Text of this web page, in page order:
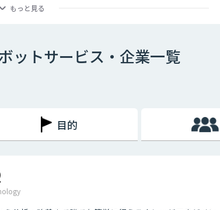
型」という2つの種類が存在します。
ットで、文章全体の意味を理解した上で回答を返すことができる
過去のデータを蓄積して学習していくため、その学習を重ねるご
め、「Aという単語が含まれていたらBを返答する」といったル
また、AI型のように学習を重ねていくわけでもないため、不適切
行う必要があります。
げられます。
トは、24時間365日対応できるという点です。スマートフォンの
もっと見る
ットサービス・企業一覧
目的